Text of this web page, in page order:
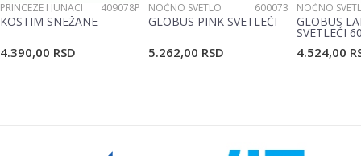
PRINCEZE I JUNACI 409078P
KOSTIM SNEŽANE
4.390,00 RSD
NOĆNO SVETLO 600073
GLOBUS PINK SVETLEĆI
5.262,00 RSD
NOĆNO
GLOBUS
SVETLEĆI
4.524,00